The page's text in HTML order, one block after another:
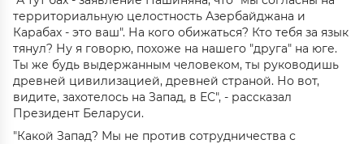
территориальную целостность Азербайджана и
Карабах - это ваш". На кого обижаться? Кто тебя за язык
тянул? Ну я говорю, похоже на нашего "друга" на юге.
Ты же будь выдержанным человеком, ты руководишь
древней цивилизацией, древней страной. Но вот,
видите, захотелось на Запад, в ЕС", - рассказал
Президент Беларуси.
"Какой Запад? Мы не против сотрудничества с